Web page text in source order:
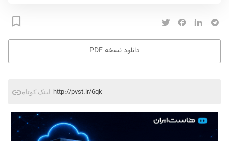
دانلود نسخه PDF
لینک کوتاه http://pvst.ir/6qk